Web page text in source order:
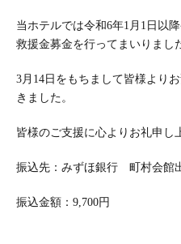
当ホテルでは令和6年1月1日以
救援金募金を行ってまいりまし
3月14日をもちまして皆様より
きました。
皆様のご支援に心よりお礼申し
振込先：みずほ銀行 町村会
振込金額：9,700円